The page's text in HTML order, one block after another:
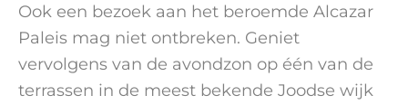
Ook een bezoek aan het beroemde Alcazar
Paleis mag niet ontbreken. Geniet
vervolgens van de avondzon op één van de
terrassen in de meest bekende Joodse wijk